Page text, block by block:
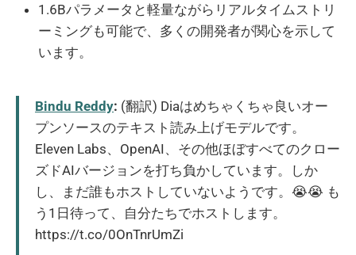
1.6Bパラメータと軽量ながらリアルタイムストリ
ーミングも可能で、多くの開発者が関心を示して
います。
Bindu Reddy: (翻訳) Diaはめちゃくちゃ良いオー
プンソースのテキスト読み上げモデルです。
Eleven Labs、OpenAI、その他ほぼすべてのクロー
ズドAIバージョンを打ち負かしています。しか
し、まだ誰もホストしていないようです。😭😭 も
う1日待って、自分たちでホストします。
https://t.co/0OnTnrUmZi